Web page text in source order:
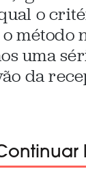
o
método
uma
da